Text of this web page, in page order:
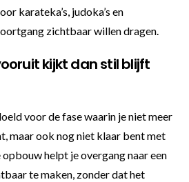
karateka’s, judoka’s en
zichtbaar willen dragen.
kijkt dan stil blijft
voor de fase waarin je niet meer
maar ook nog niet klaar bent met
helpt je overgang naar een
te maken, zonder dat het